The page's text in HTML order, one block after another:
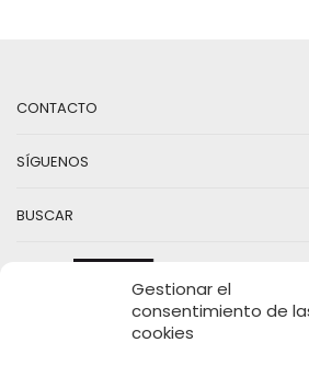
Gestionar el
consentimiento de
cookies
CONTACTO
SÍGUENOS
BUSCAR